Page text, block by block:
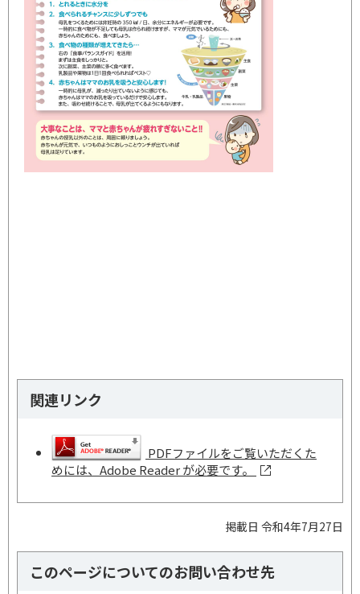
関連リンク
PDFファイルをご覧いただくた
めには、Adobe Reader が必要です。
掲載日 令和4年7月27日
このページについてのお問い合わせ先